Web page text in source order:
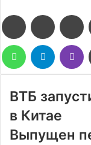
FacebookTwitter
WhatsAppTelegram
ВТБ
в Китае
Выпущен